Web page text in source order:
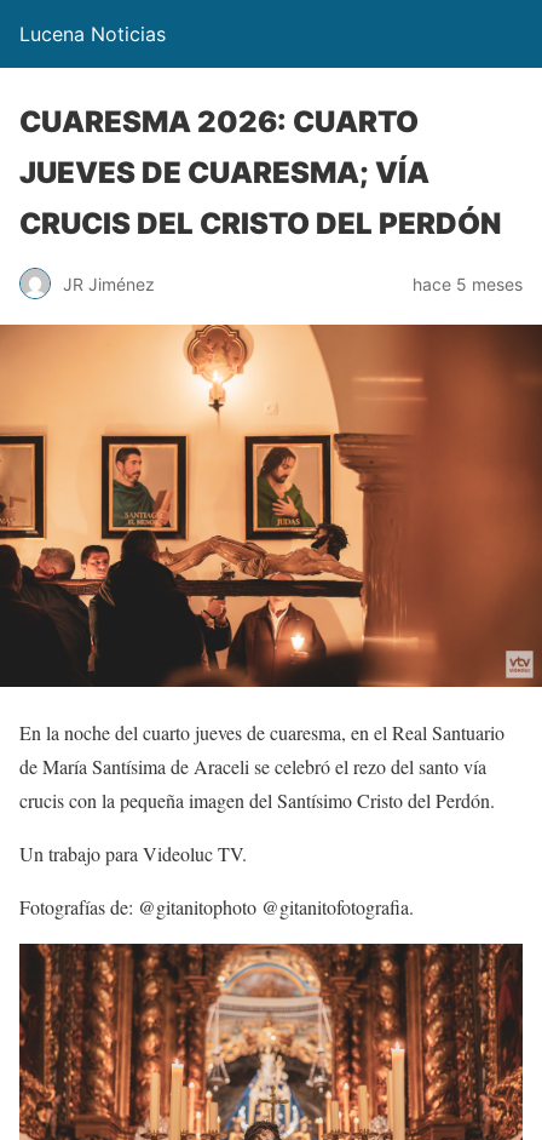
Lucena Noticias
CUARESMA 2026: CUARTO
JUEVES DE CUARESMA; VÍA
CRUCIS DEL CRISTO DEL PERDÓN
JR Jiménez hace 5 meses
En la noche del cuarto jueves de cuaresma, en el Real Santuario
de María Santísima de Araceli se celebró el rezo del santo vía
crucis con la pequeña imagen del Santísimo Cristo del Perdón.
Un trabajo para Videoluc TV.
Fotografías de: @gitanitophoto @gitanitofotografia.